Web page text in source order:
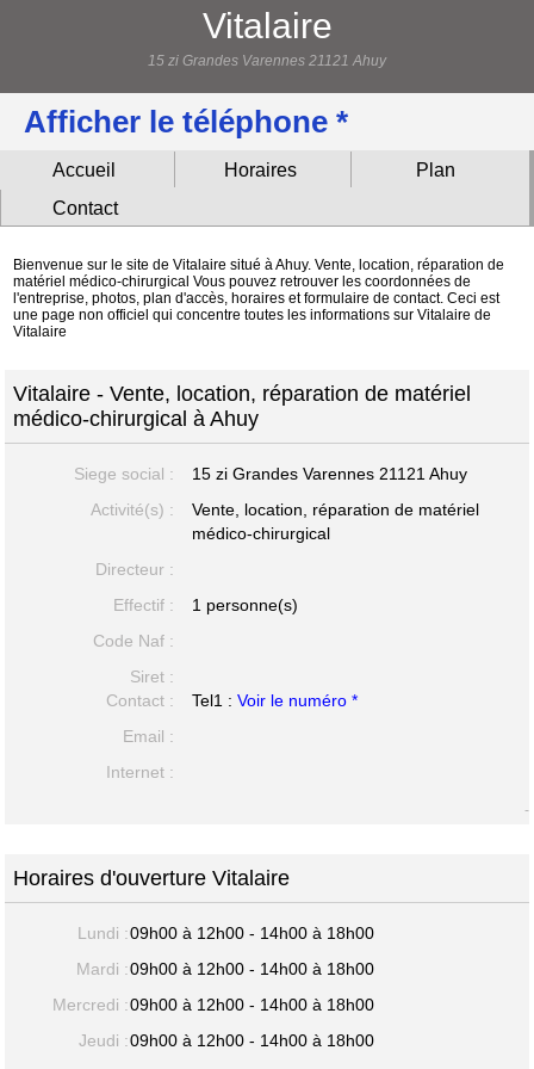
Vitalaire
15 zi Grandes Varennes 21121 Ahuy
Afficher le téléphone *
Accueil Horaires
Plan
Contact
Bienvenue sur le site de Vitalaire situé à Ahuy. Vente, location, réparation de
matériel médico-chirurgical Vous pouvez retrouver les coordonnées de
l'entreprise, photos, plan d'accès, horaires et formulaire de contact. Ceci est
une page non officiel qui concentre toutes les informations sur Vitalaire de
Vitalaire
Vitalaire - Vente, location, réparation de matériel
médico-chirurgical à Ahuy
Siege social : 15 zi Grandes Varennes 21121 Ahuy
Activité(s) :
Vente, location, réparation de matériel
médico-chirurgical
Directeur :
Effectif :
1 personne(s)
Code Naf :
Siret :
Contact :
Tel1 :Voir le numéro *
Email :
Internet :
-
Horaires d'ouverture Vitalaire
Lundi :09h00 à 12h00 - 14h00 à 18h00
Mardi :09h00 à 12h00 - 14h00 à 18h00
Mercredi :09h00 à 12h00 - 14h00 à 18h00
Jeudi :09h00 à 12h00 - 14h00 à 18h00